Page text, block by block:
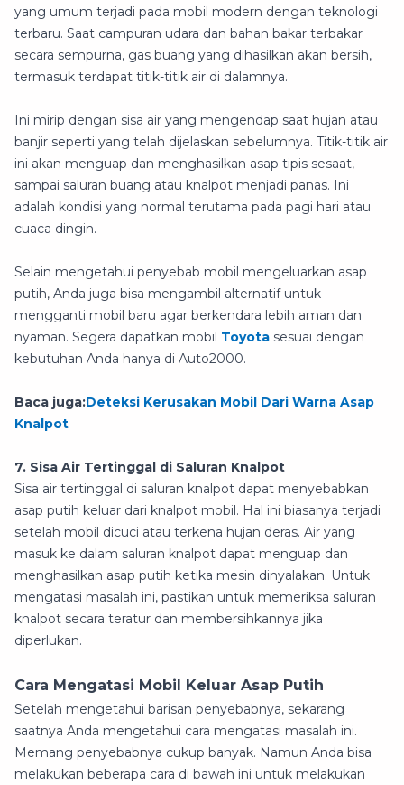
yang umum terjadi pada mobil modern dengan teknologi
terbaru. Saat campuran udara dan bahan bakar terbakar
secara sempurna, gas buang yang dihasilkan akan bersih,
termasuk terdapat titik-titik air di dalamnya.
Ini mirip dengan sisa air yang mengendap saat hujan atau
banjir seperti yang telah dijelaskan sebelumnya. Titik-titik air
ini akan menguap dan menghasilkan asap tipis sesaat,
sampai saluran buang atau knalpot menjadi panas. Ini
adalah kondisi yang normal terutama pada pagi hari atau
cuaca dingin.
Selain mengetahui penyebab mobil mengeluarkan asap
putih, Anda juga bisa mengambil alternatif untuk
mengganti mobil baru agar berkendara lebih aman dan
nyaman. Segera dapatkan mobil Toyota sesuai dengan
kebutuhan Anda hanya di Auto2000.
Baca juga:Deteksi Kerusakan Mobil Dari Warna Asap
Knalpot
7. Sisa Air Tertinggal di Saluran Knalpot
Sisa air tertinggal di saluran knalpot dapat menyebabkan
asap putih keluar dari knalpot mobil. Hal ini biasanya terjadi
setelah mobil dicuci atau terkena hujan deras. Air yang
masuk ke dalam saluran knalpot dapat menguap dan
menghasilkan asap putih ketika mesin dinyalakan. Untuk
mengatasi masalah ini, pastikan untuk memeriksa saluran
knalpot secara teratur dan membersihkannya jika
diperlukan.
Cara Mengatasi Mobil Keluar Asap Putih
Setelah mengetahui barisan penyebabnya, sekarang
saatnya Anda mengetahui cara mengatasi masalah ini.
Memang penyebabnya cukup banyak. Namun Anda bisa
melakukan beberapa cara di bawah ini untuk melakukan